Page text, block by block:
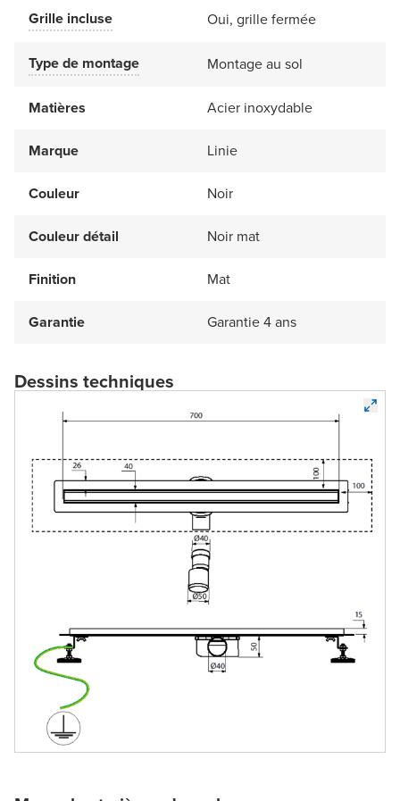
Grille incluse Oui, grille fermée
Type de montage Montage au sol
Matières Acier inoxydable
Marque Linie
Couleur Noir
Couleur détail Noir mat
Finition Mat
Garantie Garantie 4 ans
Dessins techniques